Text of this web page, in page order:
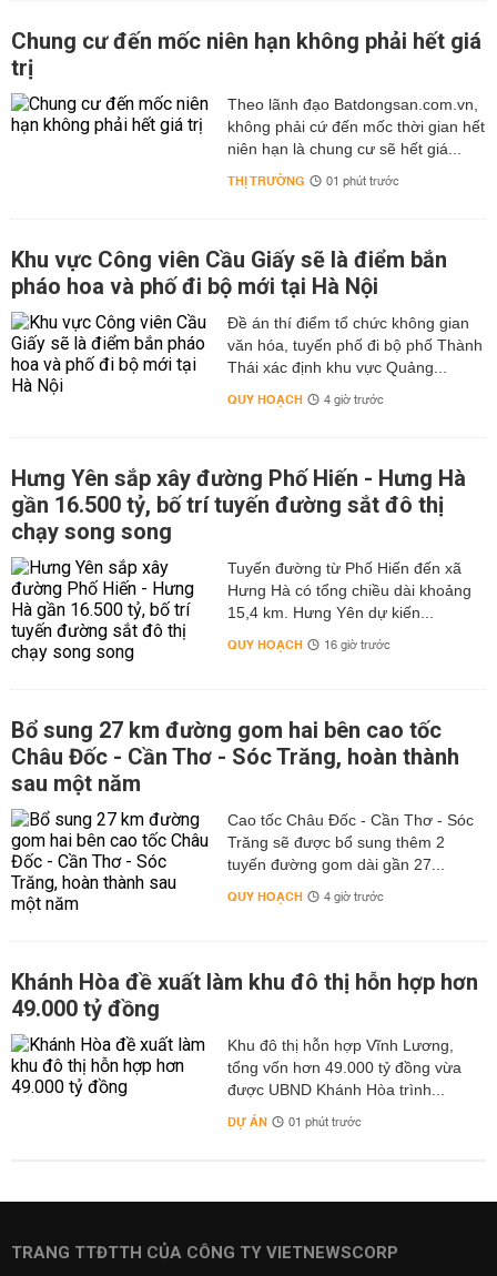
Chung cư đến mốc niên hạn không phải hết giá
trị
Theo lãnh đạo Batdongsan.com.vn,
không phải cứ đến mốc thời gian hết
niên hạn là chung cư sẽ hết giá...
THỊ TRƯỜNG 01 phút trước
Khu vực Công viên Cầu Giấy sẽ là điểm bắn
pháo hoa và phố đi bộ mới tại Hà Nội
Đề án thí điểm tổ chức không gian
văn hóa, tuyến phố đi bộ phố Thành
Thái xác định khu vực Quảng...
QUY HOẠCH 4 giờ trước
Hưng Yên sắp xây đường Phố Hiến - Hưng Hà
gần 16.500 tỷ, bố trí tuyến đường sắt đô thị
chạy song song
Tuyến đường từ Phố Hiến đến xã
Hưng Hà có tổng chiều dài khoảng
15,4 km. Hưng Yên dự kiến...
QUY HOẠCH 16 giờ trước
Bổ sung 27 km đường gom hai bên cao tốc
Châu Đốc - Cần Thơ - Sóc Trăng, hoàn thành
sau một năm
Cao tốc Châu Đốc - Cần Thơ - Sóc
Trăng sẽ được bổ sung thêm 2
tuyến đường gom dài gần 27...
QUY HOẠCH 4 giờ trước
Khánh Hòa đề xuất làm khu đô thị hỗn hợp hơn
49.000 tỷ đồng
Khu đô thị hỗn hợp Vĩnh Lương,
tổng vốn hơn 49.000 tỷ đồng vừa
được UBND Khánh Hòa trình...
DỰ ÁN 01 phút trước
TRANG TTĐTTH CỦA CÔNG TY VIETNEWSCORP